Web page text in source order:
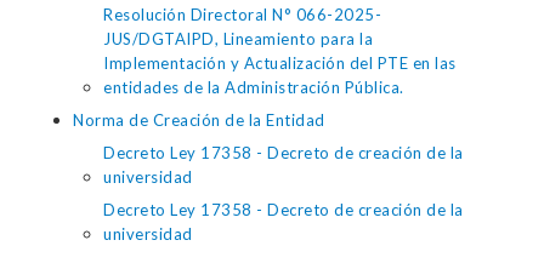
Resolución Directoral N° 066-2025-
JUS/DGTAIPD, Lineamiento para la
Implementación y Actualización del PTE en las
entidades de la Administración Pública.
Norma de Creación de la Entidad
Decreto Ley 17358 - Decreto de creación de la
universidad
Decreto Ley 17358 - Decreto de creación de la
universidad